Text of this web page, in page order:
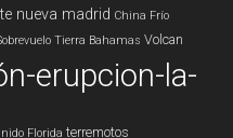
nueva madrid China Frío
Tierra Bahamas Volcan
erupcion-la-
Florida terremotos